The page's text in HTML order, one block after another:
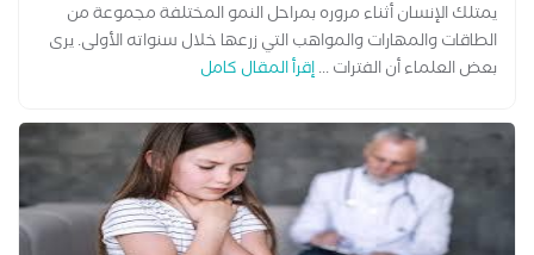
يمتلك الإنسان أثناء مروره بمراحل النمو المختلفة مجموعة من
الطاقات والمهارات والمواهب التي زرعها خلال سنواته الأولى. يرى
بعض العلماء أن الفترات ...إقرأ المقال كامل